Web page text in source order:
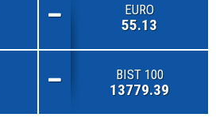
EURO
55.13
BIST 100
13779.39